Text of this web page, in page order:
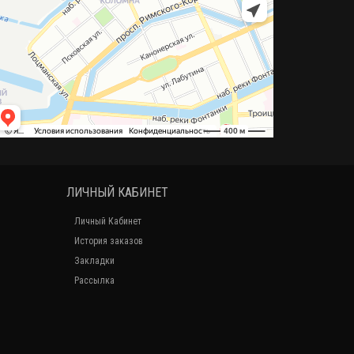
ЛИЧНЫЙ КАБИНЕТ
Личный Кабинет
История заказов
Закладки
Рассылка